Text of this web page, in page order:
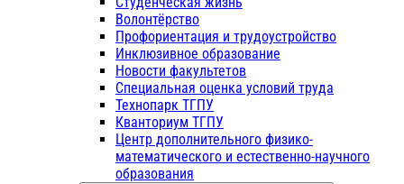
Волонтёрство
Профориентация и трудоустройство
Инклюзивное образование
Новости факультетов
Специальная оценка условий труда
Технопарк ТГПУ
Кванториум ТГПУ
Центр дополнительного физико-
математического и естественно-научного
образования